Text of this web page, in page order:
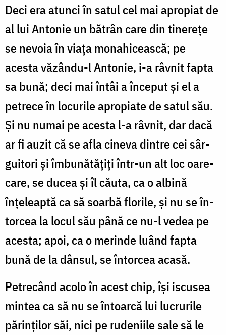
Deci era atunci în satul cel mai apropiat de
al lui Antonie un bătrân care din tinerețe
se nevoia în viața mo­na­­hicească; pe
acesta văzându-l Antonie, i-a râvnit fapta
sa bună; deci mai întâi a început și el a
petrece în locurile apro­piate de satul său.
Și nu numai pe acesta l-a râvnit, dar dacă
ar fi auzit că se afla cineva dintre cei sâr­
gui­tori și îmbu­nă­tățiți într-un alt loc oare­
care, se ducea și îl căuta, ca o albină
înțeleaptă ca să soarbă flo­rile, și nu se în­
tor­cea la locul său până ce nu-l vedea pe
acesta; apoi, ca o merinde luând fapta
bună de la dânsul, se în­torcea acasă.
Petrecând acolo în acest chip, își iscusea
mintea ca să nu se întoarcă lui lucrurile
părinților săi, nici pe rudeniile sale să le